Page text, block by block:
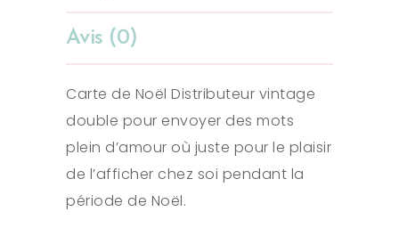
Avis (0)
Carte de Noël Distributeur vintage
double pour envoyer des mots
plein d’amour où juste pour le plaisir
de l’afficher chez soi pendant la
période de Noël.